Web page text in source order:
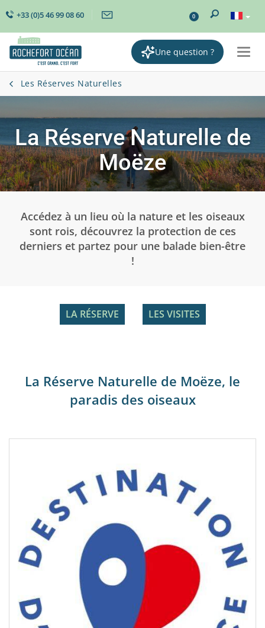
+33 (0)5 46 99 08 60 0
Une question ?
Les Réserves Naturelles
La Réserve Naturelle de
Moëze
Accédez à un lieu où la nature et les oiseaux
sont rois, découvrez la protection de ces
derniers et partez pour une balade bien-être
!
LA RÉSERVE LES VISITES
La Réserve Naturelle de Moëze, le
paradis des oiseaux